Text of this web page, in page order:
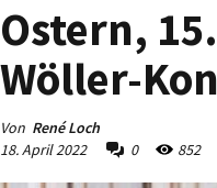
Ostern,
Wöller-
Von René Loch
18. April 2022
0 852